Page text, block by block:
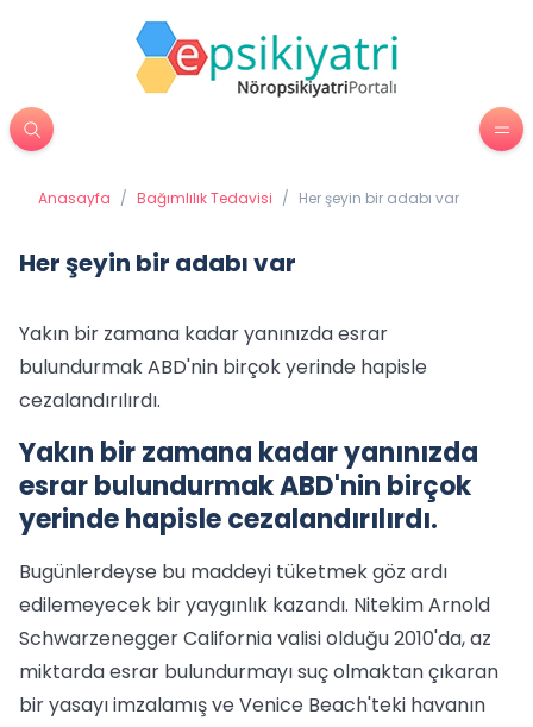
Anasayfa / Bağımlılık Tedavisi / Her şeyin bir adabı var
Her şeyin bir adabı var
Yakın bir zamana kadar yanınızda esrar
bulundurmak ABD'nin birçok yerinde hapisle
cezalandırılırdı.
Yakın bir zamana kadar yanınızda
esrar bulundurmak ABD'nin birçok
yerinde hapisle cezalandırılırdı.
Bugünlerdeyse bu maddeyi tüketmek göz ardı
edilemeyecek bir yaygınlık kazandı. Nitekim Arnold
Schwarzenegger California valisi olduğu 2010'da, az
miktarda esrar bulundurmayı suç olmaktan çıkaran
bir yasayı imzalamış ve Venice Beach'teki havanın